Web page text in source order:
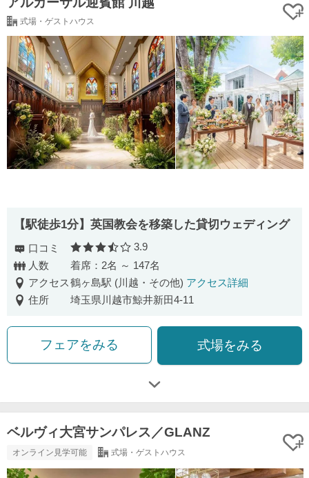
式場・ゲストハウス
【駅徒歩1分】英国教会を移築した貸切ウェディング
口コミ 口コミ評価
3.9
人数
着席：2名 ～ 147名
アクセス鶴ヶ島駅 (川越・その他) アクセス詳細
住所
埼玉県川越市鯨井新田4-11
フェアをみる 式場をみる
ベルヴィ大宮サンパレス／GLANZ
オンライン見学可能 式場・ゲストハウス